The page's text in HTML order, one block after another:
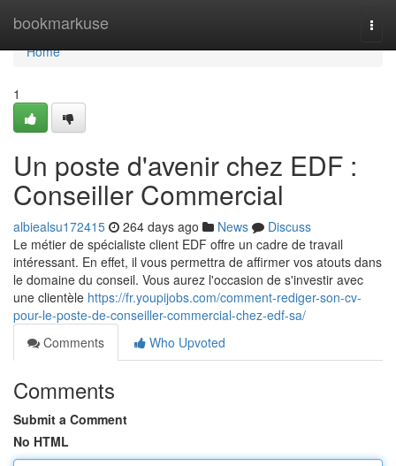
bookmarkuse
Home
Home
1
Un poste d'avenir chez EDF :
Conseiller Commercial
albiealsu172415 264 days ago News
Discuss
Le métier de spécialiste client EDF offre un cadre de travail
intéressant. En effet, il vous permettra de affirmer vos atouts dans
le domaine du conseil. Vous aurez l'occasion de s'investir avec
une clientèle https://fr.youpijobs.com/comment-rediger-son-cv-
pour-le-poste-de-conseiller-commercial-chez-edf-sa/
Comments
Who Upvoted
Comments
Submit a Comment
No HTML